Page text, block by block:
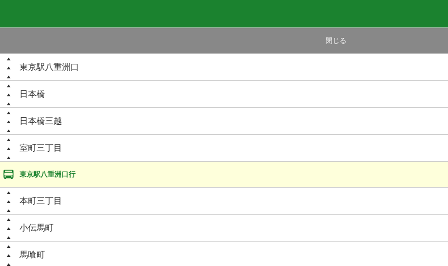
閉じる
東京駅八重洲口
日本橋
日本橋三越
室町三丁目
東京駅八重洲口行
本町三丁目
小伝馬町
馬喰町